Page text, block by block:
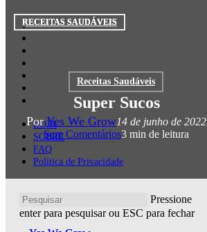
para
conteúdo
principal
twitter
instagram
LOJA
SOBRE
FAQ
Política de Privacidade
Pressione
enter para pesquisar ou ESC para fechar
Receitas Saudáveis
Super Sucos
Por Yes We Grow14 de junho de 2022
Sem Comentários3 min de leitura
RECEITAS SAUDÁVEIS
RECEITAS SAUDÁVEIS
RECEITAS SAUDÁVEIS